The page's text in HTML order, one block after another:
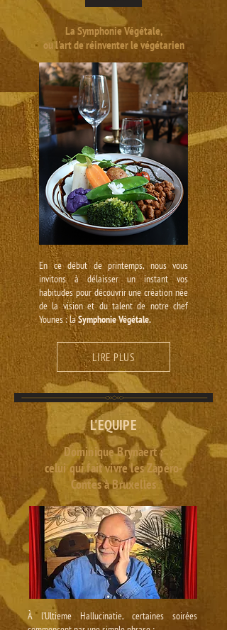
La Symphonie Végétale,
ou l'art de réinventer le végétarien
En ce début de printemps, nous vous
invitons à délaisser un instant vos
habitudes pour découvrir une création née
de la vision et du talent de notre chef
Younes : laSymphonie Végétale.
LIRE PLUS
L'EQUIPE
Dominique Brynaert :
celui qui fait vivre les Zapéro-
Contes à Bruxelles​
À l’Ultieme Hallucinatie, certaines soirées